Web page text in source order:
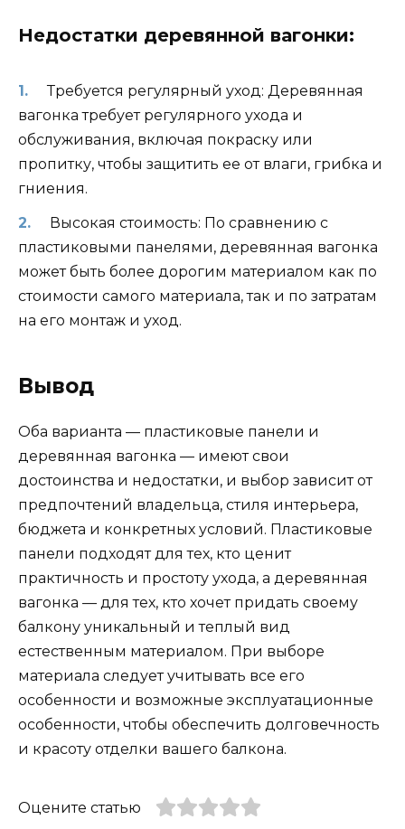
Недостатки деревянной вагонки:
Требуется регулярный уход: Деревянная
вагонка требует регулярного ухода и
обслуживания, включая покраску или
пропитку, чтобы защитить ее от влаги, грибка и
гниения.
Высокая стоимость: По сравнению с
пластиковыми панелями, деревянная вагонка
может быть более дорогим материалом как по
стоимости самого материала, так и по затратам
на его монтаж и уход.
Вывод
Оба варианта — пластиковые панели и
деревянная вагонка — имеют свои
достоинства и недостатки, и выбор зависит от
предпочтений владельца, стиля интерьера,
бюджета и конкретных условий. Пластиковые
панели подходят для тех, кто ценит
практичность и простоту ухода, а деревянная
вагонка — для тех, кто хочет придать своему
балкону уникальный и теплый вид
естественным материалом. При выборе
материала следует учитывать все его
особенности и возможные эксплуатационные
особенности, чтобы обеспечить долговечность
и красоту отделки вашего балкона.
Оцените статью